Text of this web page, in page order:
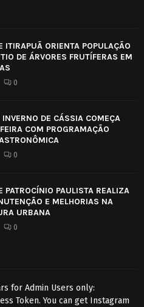
ITIRAPUÃ ORIENTA POPULAÇÃO
DE ÁRVORES FRUTÍFERAS EM
0
INVERNO DE CÁSSIA COMEÇA
COM PROGRAMAÇÃO
0
PATROCÍNIO PAULISTA REALIZA
E MELHORIAS NA
URBANA
0
for Admin Users only:
Token. You can get Instagram